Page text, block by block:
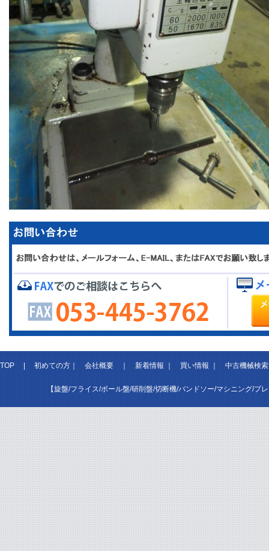
TOP|初めての方｜会社概要｜新着情報｜買い情報｜中古機械検索
【旋盤/フライス/ボール盤/研削盤/切断機/バンドソー/マシニング/プ